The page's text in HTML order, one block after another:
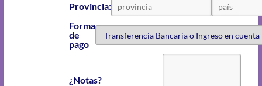
Provincia:
Forma
de
pago
¿Notas?